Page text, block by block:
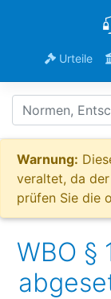
Urteile
Warnung:
veraltet, da
prüfen Sie die
WBO §